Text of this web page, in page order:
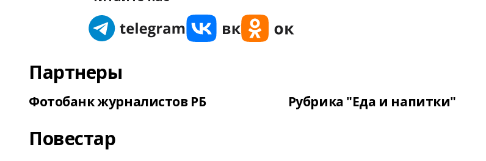
Партнеры
Фотобанк журналистов РБ Рубрика "Еда и напитки"
Повестар